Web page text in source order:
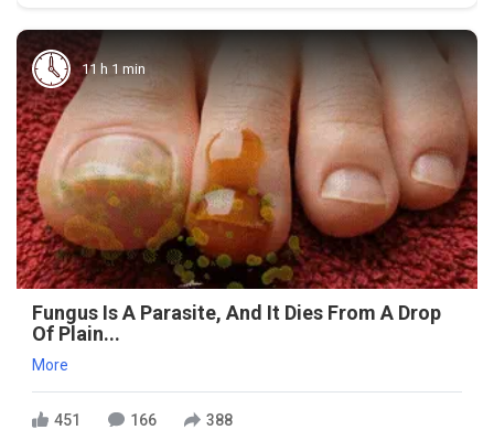
11 h 1 min
Fungus Is A Parasite, And It Dies From A Drop
Of Plain...
More
451 166 388